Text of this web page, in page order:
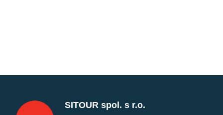
SITOUR spol. s r.o.